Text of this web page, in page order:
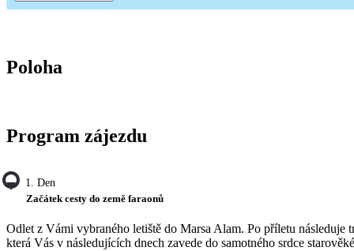
Poloha
Program zájezdu
1. Den
Začátek cesty do země faraonů
Odlet z Vámi vybraného letiště do Marsa Alam. Po příletu následuje
která Vás v následujících dnech zavede do samotného srdce